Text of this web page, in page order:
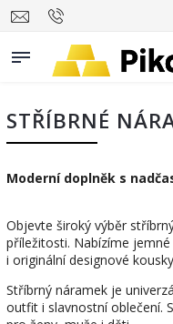
STŘÍBRNÉ
Moderní doplněk s
Objevte široký výběr
příležitosti. Nabízíme
i originální designové
Stříbrný náramek je
outfit i slavnostní oblečení.